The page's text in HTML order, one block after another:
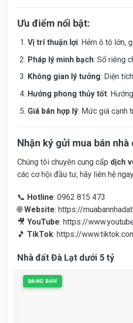
Ưu điểm nổi bật:
Vị trí thuận lợi: Hẻm ô tô lớn,
Pháp lý minh bạch: Sổ riêng
Không gian lý tưởng: Diện
Hướng phong thủy tốt:
Giá bán hợp lý: Mức giá cạnh
Nhận ký gửi mua bán
Chúng tôi chuyên cung cấp dịch
các cơ hội đầu tư, hãy liên hệ
📞 Hotline: 0962 815 473
🌐Website: https://
🎥 YouTube: https://
🎵 TikTok: https://
Nhà đất Đà Lạt dưới 5 tỷ
ĐANG BÁN